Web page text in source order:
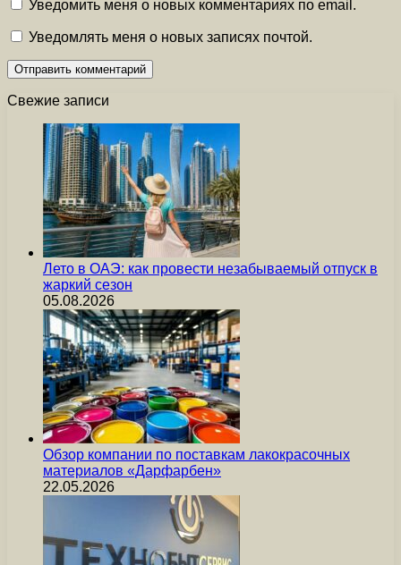
Уведомить меня о новых комментариях по email.
Уведомлять меня о новых записях почтой.
Свежие записи
Лето в ОАЭ: как провести незабываемый отпуск в
жаркий сезон
05.08.2026
Обзор компании по поставкам лакокрасочных
материалов «Дарфарбен»
22.05.2026